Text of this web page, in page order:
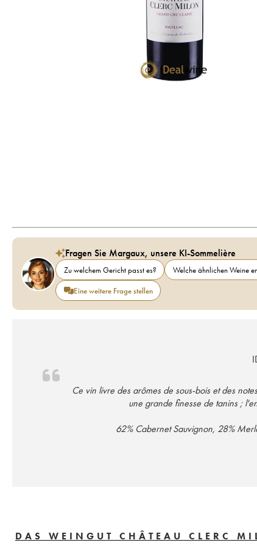
Fragen Sie Margaux, unsere KI-Sommelière
Zu welchem Gericht passt es? Welche ähnlichen Weine
Eine weitere Frage stellen
Ce vin livre des arômes de sous-bois et des
une grande finesse de tanins ;
62%
DAS WEINGUT CHÂTEAU CLERC